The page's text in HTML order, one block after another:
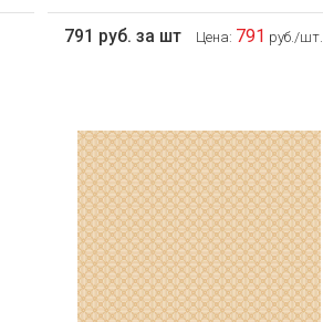
791 руб. за шт Цена: 791 руб./шт.